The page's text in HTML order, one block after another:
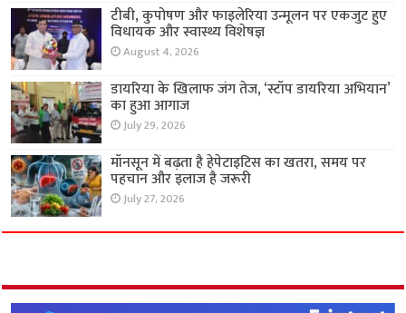
टीबी, कुपोषण और फाइलेरिया उन्मूलन पर एकजुट हुए
विधायक और स्वास्थ्य विशेषज्ञ
August 4, 2026
डायरिया के खिलाफ जंग तेज, ‘स्टॉप डायरिया अभियान’
का हुआ आगाज
July 29, 2026
मॉनसून में बढ़ता है हेपेटाइटिस का खतरा, समय पर
पहचान और इलाज है जरूरी
July 27, 2026